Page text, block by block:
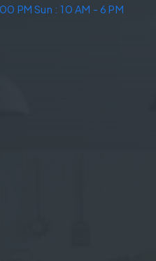
PM Sun : 10 AM - 6 PM